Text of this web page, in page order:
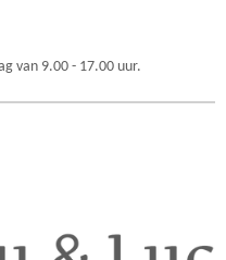
van 9.00 - 17.00 uur.